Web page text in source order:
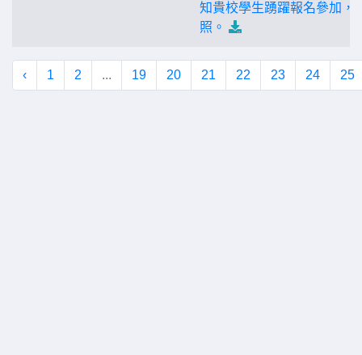
知貴校學生踴躍報名參加，
照。
‹ 1 2 ... 19 20 21 22 23 24 25